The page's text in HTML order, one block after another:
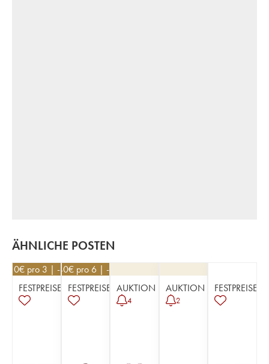
ÄHNLICHE POSTEN
€ pro 3 | -10%
FESTPREISE
23,40€ pro 6 | -10%
FESTPREISE AUKTION
4
AUKTION
2
FESTPREISE